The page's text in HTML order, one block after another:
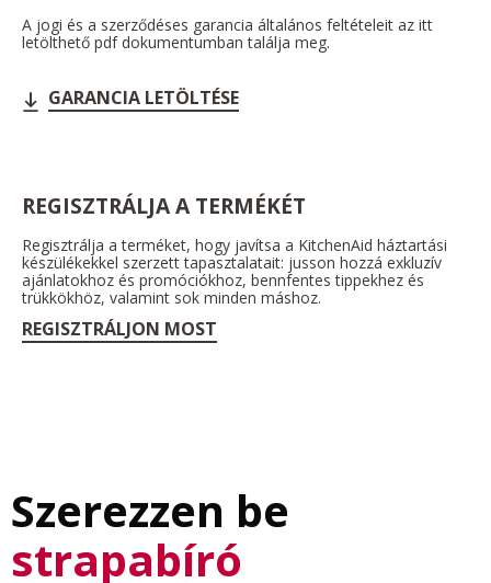
A jogi és a szerződéses garancia általános feltételeit az itt
letölthető pdf dokumentumban találja meg.
GARANCIA LETÖLTÉSE
REGISZTRÁLJA A TERMÉKÉT
Regisztrálja a terméket, hogy javítsa a KitchenAid háztartási
készülékekkel szerzett tapasztalatait: jusson hozzá exkluzív
ajánlatokhoz és promóciókhoz, bennfentes tippekhez és
trükkökhöz, valamint sok minden máshoz.
REGISZTRÁLJON MOST
Szerezzen be
strapabíró